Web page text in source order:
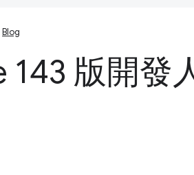
Blog
143 版開發